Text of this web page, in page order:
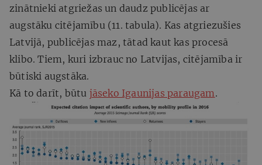
zinātnieki atgriežas un daudz publicējas ar
augstāku citējamību (11. tabula). Kas atgriezušies
Latvijā, publicējas maz, tātad kaut kas procesā
klibo. Tiem, kuri izbrauc no Latvijas, citējamība ir
būtiski augstāka.
Kā to darīt, būtu jāseko Igaunijas paraugam.